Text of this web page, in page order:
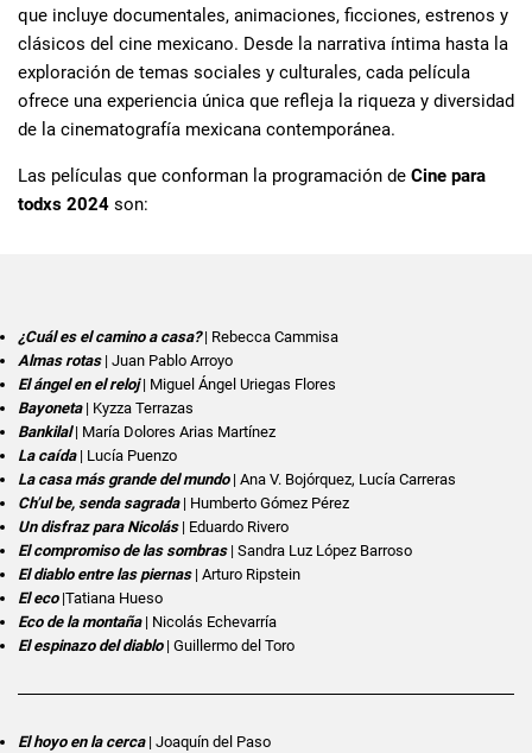
que incluye documentales, animaciones, ficciones, estrenos y
clásicos del cine mexicano. Desde la narrativa íntima hasta la
exploración de temas sociales y culturales, cada película
ofrece una experiencia única que refleja la riqueza y diversidad
de la cinematografía mexicana contemporánea.
Las películas que conforman la programación de Cine para
todxs 2024 son:
¿Cuál es el camino a casa?| Rebecca Cammisa
Almas rotas| Juan Pablo Arroyo
El ángel en el reloj| Miguel Ángel Uriegas Flores
Bayoneta| Kyzza Terrazas
Bankilal| María Dolores Arias Martínez
La caída| Lucía Puenzo
La casa más grande del mundo | Ana V. Bojórquez, Lucía Carreras
Ch’ul be, senda sagrada| Humberto Gómez Pérez
Un disfraz para Nicolás| Eduardo Rivero
El compromiso de las sombras| Sandra Luz López Barroso
El diablo entre las piernas| Arturo Ripstein
El eco|Tatiana Hueso
Eco de la montaña| Nicolás Echevarría
El espinazo del diablo| Guillermo del Toro
El hoyo en la cerca| Joaquín del Paso